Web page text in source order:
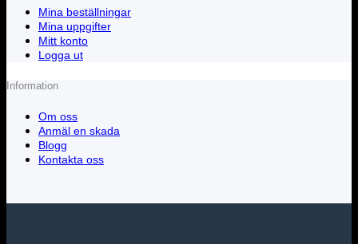
Mina beställningar
Mina uppgifter
Mitt konto
Logga ut
Information
Om oss
Anmäl en skada
Blogg
Kontakta oss